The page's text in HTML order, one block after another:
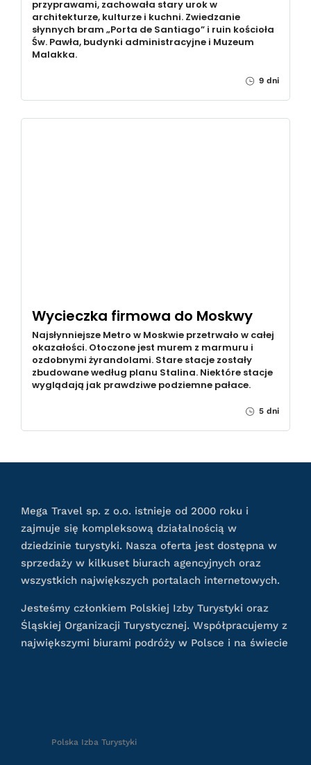
przyprawami, zachowała stary urok w
architekturze, kulturze i kuchni. Zwiedzanie
słynnych bram „Porta de Santiago” i ruin kościoła
Św. Pawła, budynki administracyjne i Muzeum
Malakka.
9 dni
Wycieczka firmowa do Moskwy
Najsłynniejsze Metro w Moskwie przetrwało w całej
okazałości. Otoczone jest murem z marmuru i
ozdobnymi żyrandolami. Stare stacje zostały
zbudowane według planu Stalina. Niektóre stacje
wyglądają jak prawdziwe podziemne pałace.
5 dni
Mega Travel sp. z o.o. istnieje od 2000 roku i
zajmuje się kompleksową działalnością w
dziedzinie turystyki. Nasza oferta jest dostępna w
sprzedaży w kilkuset biurach agencyjnych oraz
wszystkich największych portalach internetowych.
Jesteśmy członkiem Polskiej Izby Turystyki oraz
Śląskiej Organizacji Turystycznej. Współpracujemy z
największymi biurami podróży w Polsce i na świecie
Polska Izba Turystyki